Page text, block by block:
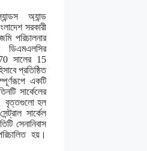
অ্যান্ড
সরকারী
পরিচালনার
সালের 15
প্রতিষ্ঠিত
একটি
সার্কেলের
বৃত্তগুলো হল
সার্কেল
সেনানিবাস
হয়।